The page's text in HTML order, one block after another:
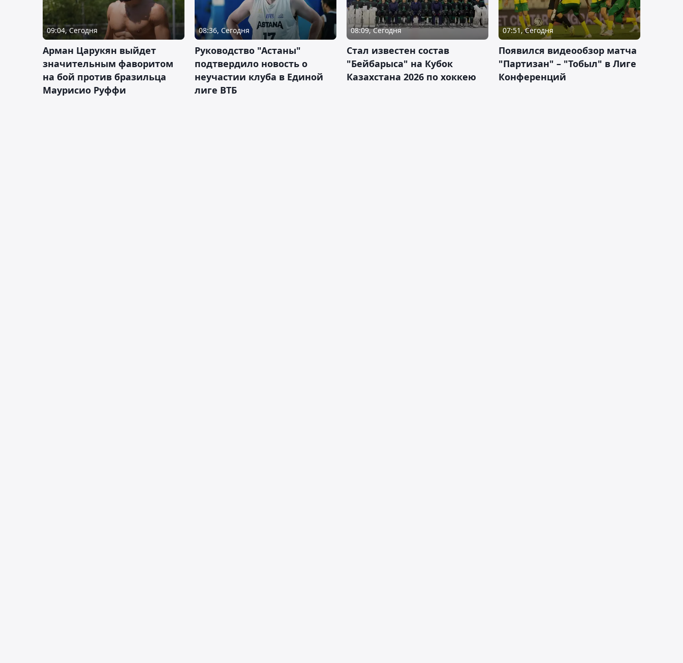
09:04, Сегодня
Арман Царукян выйдет
значительным фаворитом
на бой против бразильца
Маурисио Руффи
08:36, Сегодня
Руководство "Астаны"
подтвердило новость о
неучастии клуба в Единой
лиге ВТБ
08:09, Сегодня
Стал известен состав
"Бейбарыса" на Кубок
Казахстана 2026 по хоккею
07:51, Сегодня
Появился видеообзор матча
"Партизан" – "Тобыл" в Лиге
Конференций